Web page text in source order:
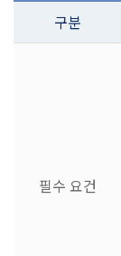
구분
필수 요건